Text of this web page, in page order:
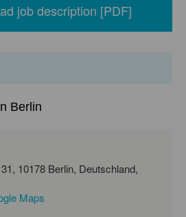
job description [PDF]
Berlin
Maps